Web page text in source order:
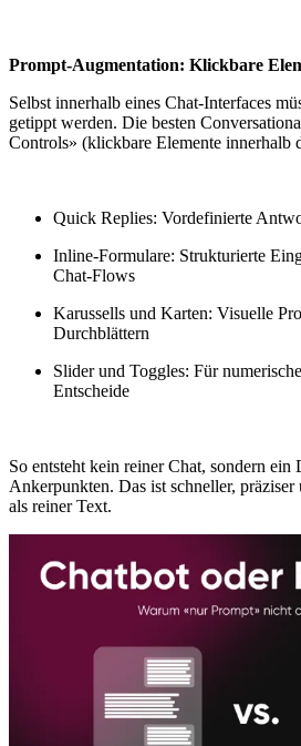
Prompt-Augmentation: Klickbare
Selbst innerhalb eines Chat-Interfaces
getippt werden. Die besten
Controls» (klickbare Elemente innerhalb
Quick Replies: Vordefinierte
Inline-Formulare: Strukturierte
Chat-Flows
Karussells und Karten: Visuelle
Durchblättern
Slider und Toggles: Für
Entscheide
So entsteht kein reiner Chat, sondern
Ankerpunkten. Das ist schneller,
als reiner Text.